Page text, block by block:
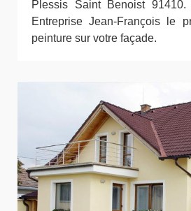
Plessis Saint Benoist
Entreprise Jean-François le
peinture sur votre façade.